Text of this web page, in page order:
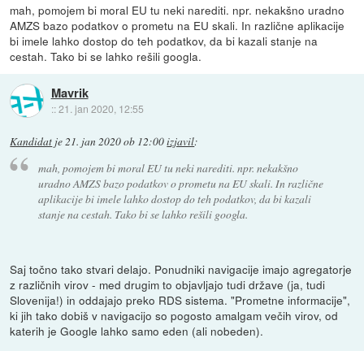
mah, pomojem bi moral EU tu neki narediti. npr. nekakšno uradno
AMZS bazo podatkov o prometu na EU skali. In različne aplikacije
bi imele lahko dostop do teh podatkov, da bi kazali stanje na
cestah. Tako bi se lahko rešili googla.
Mavrik
::21. jan 2020, 12:55
Kandidat je 21. jan 2020 ob 12:00izjavil:
mah, pomojem bi moral EU tu neki narediti. npr. nekakšno
uradno AMZS bazo podatkov o prometu na EU skali. In različne
aplikacije bi imele lahko dostop do teh podatkov, da bi kazali
stanje na cestah. Tako bi se lahko rešili googla.
Saj točno tako stvari delajo. Ponudniki navigacije imajo agregatorje
z različnih virov - med drugim to objavljajo tudi države (ja, tudi
Slovenija!) in oddajajo preko RDS sistema. "Prometne informacije",
ki jih tako dobiš v navigacijo so pogosto amalgam večih virov, od
katerih je Google lahko samo eden (ali nobeden).